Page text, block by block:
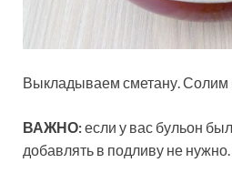
Выкладываем сметану. Солим
ВАЖНО:если у вас бульон
добавлять в подливу не нужно.